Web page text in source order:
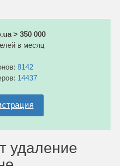
> 350 000
в месяц
8142
14437
удаление